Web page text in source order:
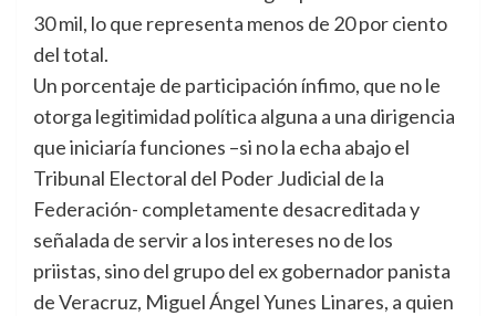
30 mil, lo que representa menos de 20 por ciento
del total.
Un porcentaje de participación ínfimo, que no le
otorga legitimidad política alguna a una dirigencia
que iniciaría funciones –si no la echa abajo el
Tribunal Electoral del Poder Judicial de la
Federación- completamente desacreditada y
señalada de servir a los intereses no de los
priistas, sino del grupo del ex gobernador panista
de Veracruz, Miguel Ángel Yunes Linares, a quien